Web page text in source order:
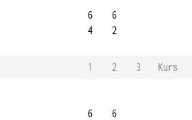
6
4
6
2
1 2 3
Kurs
6
6